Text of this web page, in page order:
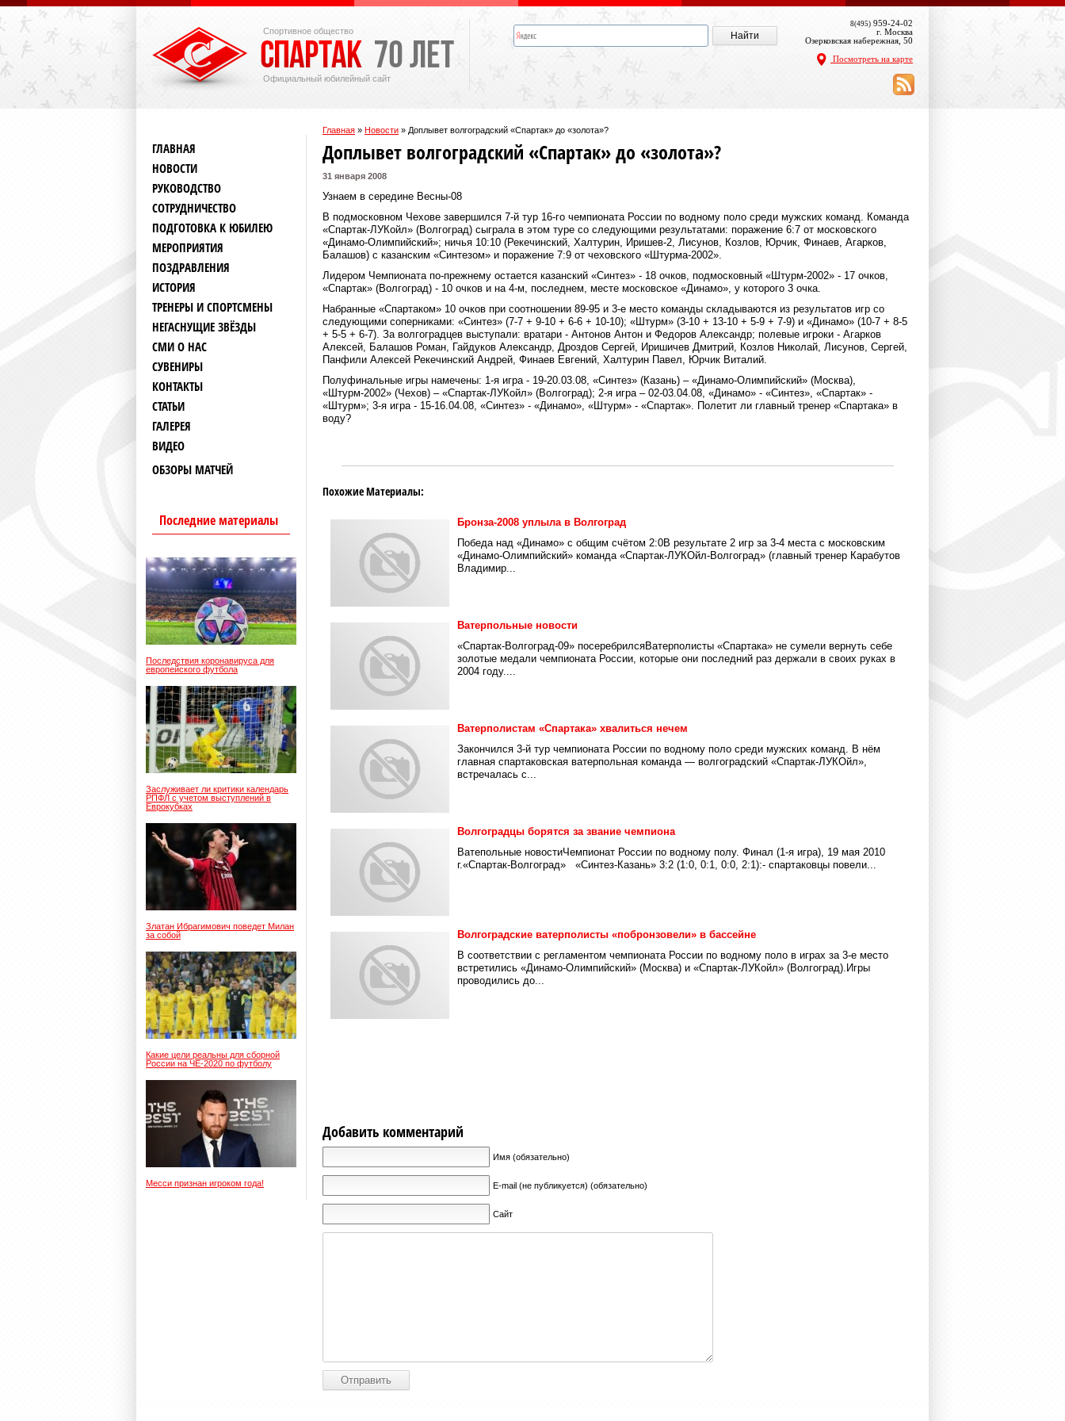
Спортивное общество
Официальный юбилейный сайт
8(495) 959-24-02
г. Москва
Озерковская набережная, 50
Посмотреть на карте
Главная » Новости » Доплывет волгоградский «Спартак» до «золота»?
ГЛАВНАЯ
НОВОСТИ
РУКОВОДСТВО
СОТРУДНИЧЕСТВО
ПОДГОТОВКА К ЮБИЛЕЮ
МЕРОПРИЯТИЯ
ПОЗДРАВЛЕНИЯ
ИСТОРИЯ
ТРЕНЕРЫ И СПОРТСМЕНЫ
НЕГАСНУЩИЕ ЗВЁЗДЫ
СМИ О НАС
СУВЕНИРЫ
КОНТАКТЫ
СТАТЬИ
ГАЛЕРЕЯ
ВИДЕО
ОБЗОРЫ МАТЧЕЙ
Последние материалы
Последствия коронавируса для
европейского футбола
Заслуживает ли критики календарь
РПФЛ с учетом выступлений в
Еврокубках
Златан Ибрагимович поведет Милан
за собой
Какие цели реальны для сборной
России на ЧЕ-2020 по футболу
Месси признан игроком года!
Доплывет волгоградский «Спартак» до «золота»?
31 января 2008
Узнаем в середине Весны-08
В подмосковном Чехове завершился 7-й тур 16-го чемпионата России по водному поло среди мужских команд. Команда
«Спартак-ЛУКойл» (Волгоград) сыграла в этом туре со следующими результатами: поражение 6:7 от московского
«Динамо-Олимпийский»; ничья 10:10 (Рекечинский, Халтурин, Иришев-2, Лисунов, Козлов, Юрчик, Финаев, Агарков,
Балашов) с казанским «Синтезом» и поражение 7:9 от чеховского «Штурма-2002».
Лидером Чемпионата по-прежнему остается казанский «Синтез» ‑ 18 очков, подмосковный «Штурм-2002» ‑ 17 очков,
«Спартак» (Волгоград) ‑ 10 очков и на 4-м, последнем, месте московское «Динамо», у которого 3 очка.
Набранные «Спартаком» 10 очков при соотношении 89-95 и 3-е место команды складываются из результатов игр со
следующими соперниками: «Синтез» (7-7 + 9-10 + 6-6 + 10-10); «Штурм» (3-10 + 13-10 + 5-9 + 7-9) и «Динамо» (10-7 + 8-5
+ 5-5 + 6-7). За волгоградцев выступали: вратари ‑ Антонов Антон и Федоров Александр; полевые игроки ‑ Агарков
Алексей, Балашов Роман, Гайдуков Александр, Дроздов Сергей, Иришичев Дмитрий, Козлов Николай, Лисунов, Сергей,
Панфили Алексей Рекечинский Андрей, Финаев Евгений, Халтурин Павел, Юрчик Виталий.
Полуфинальные игры намечены: 1-я игра ‑ 19-20.03.08, «Синтез» (Казань) – «Динамо-Олимпийский» (Москва),
«Штурм-2002» (Чехов) – «Спартак-ЛУКойл» (Волгоград); 2-я игра – 02-03.04.08, «Динамо» ‑ «Синтез», «Спартак» ‑
«Штурм»; 3-я игра ‑ 15-16.04.08, «Синтез» ‑ «Динамо», «Штурм» ‑ «Спартак». Полетит ли главный тренер «Спартака» в
воду?
Похожие Материалы:
Бронза-2008 уплыла в Волгоград
Победа над «Динамо» с общим счётом 2:0В результате 2 игр за 3-4 места с московским
«Динамо-Олимпийский» команда «Спартак-ЛУКОйл-Волгоград» (главный тренер Карабутов
Владимир...
Ватерпольные новости
«Спартак-Волгоград-09» посеребрилсяВатерполисты «Спартака» не сумели вернуть себе
золотые медали чемпионата России, которые они последний раз держали в своих руках в
2004 году....
Ватерполистам «Спартака» хвалиться нечем
Закончился 3-й тур чемпионата России по водному поло среди мужских команд. В нём
главная спартаковская ватерпольная команда — волгоградский «Спартак-ЛУКОйл»,
встречалась с...
Волгоградцы борятся за звание чемпиона
Ватепольные новостиЧемпионат России по водному полу. Финал (1-я игра), 19 мая 2010
г.«Спартак-Волгоград» «Синтез-Казань» 3:2 (1:0, 0:1, 0:0, 2:1):- спартаковцы повели...
Волгоградские ватерполисты «побронзовели» в бассейне
В соответствии с регламентом чемпионата России по водному поло в играх за 3-е место
встретились «Динамо-Олимпийский» (Москва) и «Спартак-ЛУКойл» (Волгоград).Игры
проводились до...
Добавить комментарий
Имя (обязательно)
E-mail (не публикуется) (обязательно)
Сайт